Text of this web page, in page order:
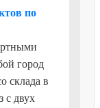
по
город
склада в
с двух